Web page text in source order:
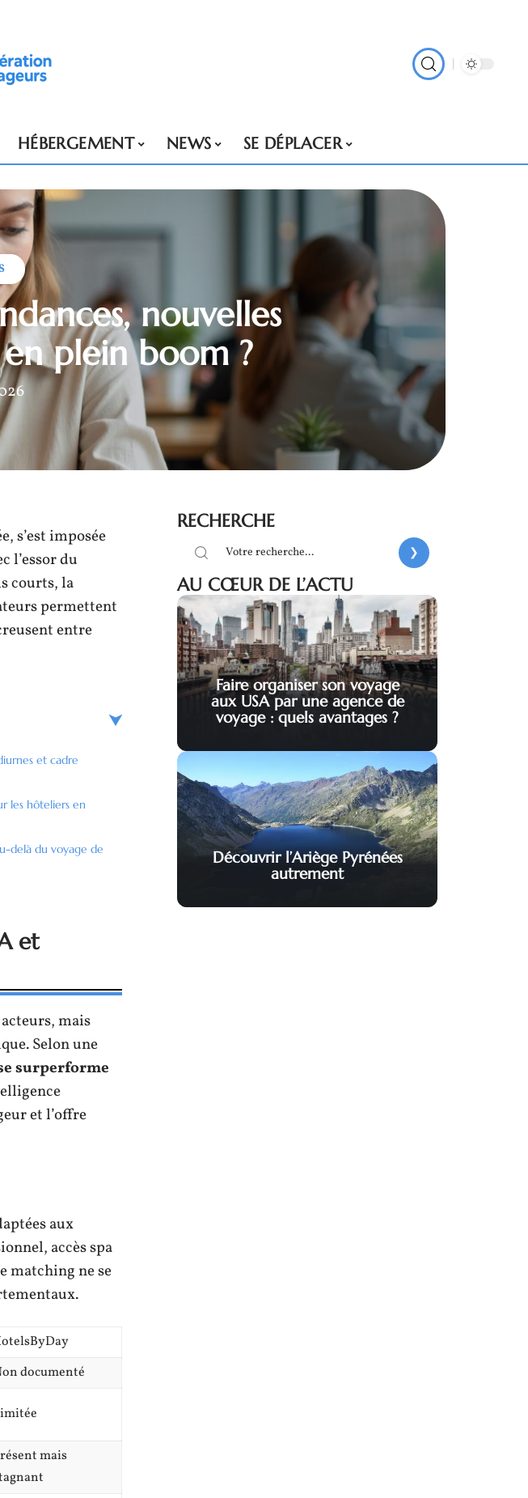
HÉBERGEMENT NEWS SE DÉPLACER
nouvelles
plein boom ?
s’est imposée
l’essor du
courts, la
permettent
entre
et cadre
les hôteliers en
delà du voyage de
et
mais
Selon une
surperforme
et l’offre
aux
accès spa
matching ne se
documenté
mais
RECHERCHE
AU CŒUR DE L’ACTU
Faire organiser son voyage
aux USA par une agence de
voyage : quels avantages ?
Découvrir l’Ariège Pyrénées
autrement